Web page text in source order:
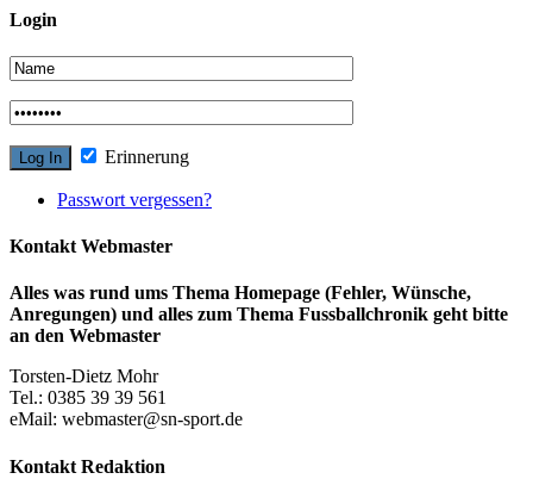
Login
Erinnerung
Passwort vergessen?
Kontakt Webmaster
Alles was rund ums Thema Homepage (Fehler, Wünsche,
Anregungen) und alles zum Thema Fussballchronik geht bitte
an den Webmaster
Torsten-Dietz Mohr
Tel.: 0385 39 39 561
eMail: webmaster@sn-sport.de
Kontakt Redaktion